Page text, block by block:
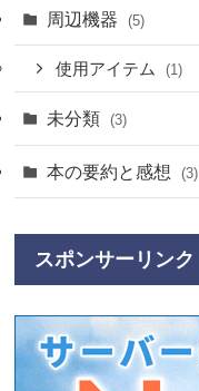
周辺機器 (5)
使用アイテム (1)
未分類 (3)
本の要約と感想 (3)
スポンサーリンク